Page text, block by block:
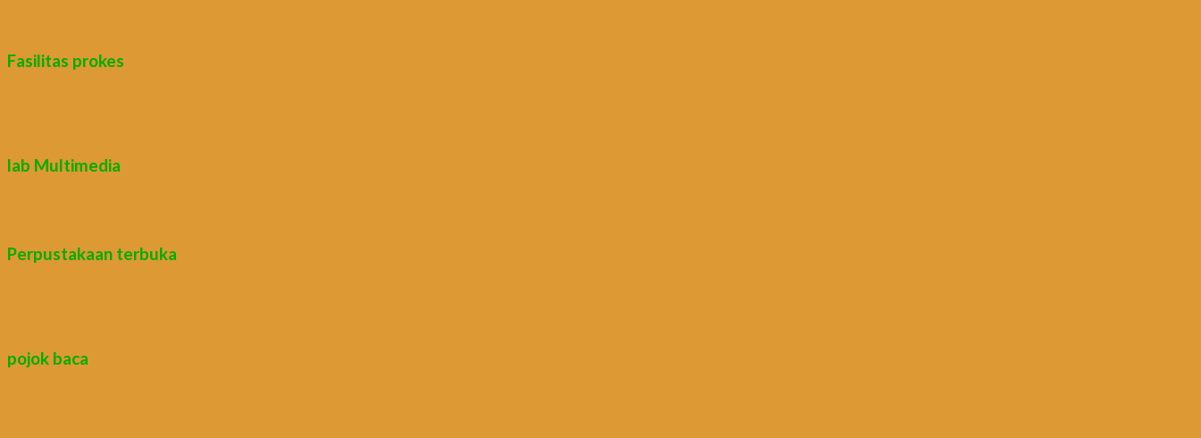
Fasilitas prokes
lab Multimedia
Perpustakaan terbuka
pojok baca